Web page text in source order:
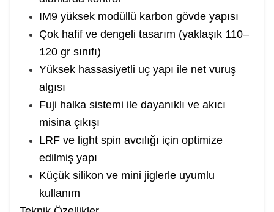
IM9 yüksek modüllü karbon gövde yapısı
Çok hafif ve dengeli tasarım (yaklaşık 110–
120 gr sınıfı)
Yüksek hassasiyetli uç yapı ile net vuruş
algısı
Fuji halka sistemi ile dayanıklı ve akıcı
misina çıkışı
LRF ve light spin avcılığı için optimize
edilmiş yapı
Küçük silikon ve mini jiglerle uyumlu
kullanım